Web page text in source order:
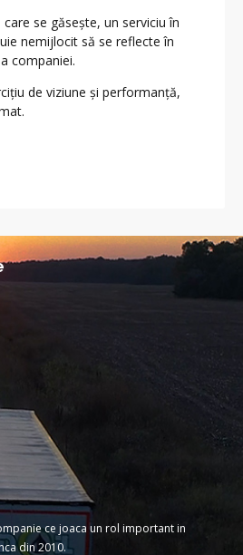
se găsește, un serviciu în
nemijlocit să se reflecte în
companiei.
de viziune și performanță,
ce joaca un rol important in
din 2010.